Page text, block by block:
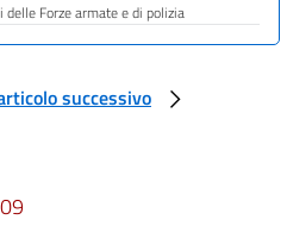
Forze armate e di polizia
Capo III
successivo